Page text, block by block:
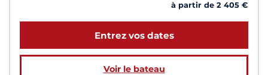
à partir de 2 405 €
Entrez vos dates
Voir le bateau